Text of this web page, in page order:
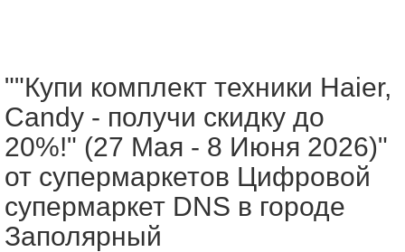
""Купи комплект техники Haier,
Candy - получи скидку до
20%!" (27 Мая - 8 Июня 2026)"
от супермаркетов Цифровой
супермаркет DNS в городе
Заполярный